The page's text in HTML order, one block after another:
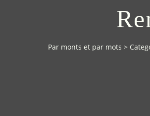
Par monts et par mots >